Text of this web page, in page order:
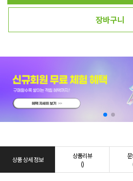
장바구니
상품 상세 정보
상품리뷰
()